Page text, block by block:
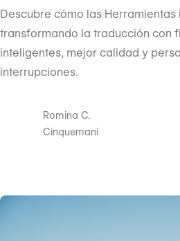
Descubre cómo las Herramientas
transformando la traducción con
inteligentes, mejor calidad y
interrupciones.
Romina C.
Cinquemani